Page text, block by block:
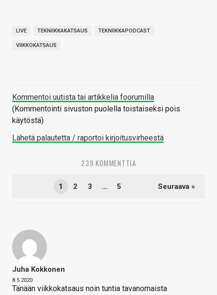
LIVE TEKNIIKKAKATSAUS TEKNIIKKAPODCAST
VIIKKOKATSAUS
Kommentoi uutista tai artikkelia foorumilla
(Kommentointi sivuston puolella toistaiseksi pois
käytöstä)
Lähetä palautetta / raportoi kirjoitusvirheestä
239 KOMMENTTIA
1 2 3 … 5 Seuraava »
Juha Kokkonen
8.5.2020
Tänään viikkokatsaus noin tuntia tavanomaista